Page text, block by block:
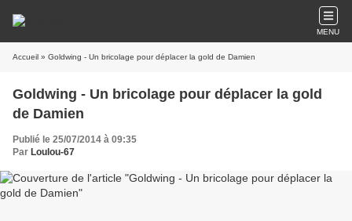
MENU
Accueil » Goldwing - Un bricolage pour déplacer la gold de Damien
Goldwing - Un bricolage pour déplacer la gold
de Damien
Publié le 25/07/2014 à 09:35
Par Loulou-67